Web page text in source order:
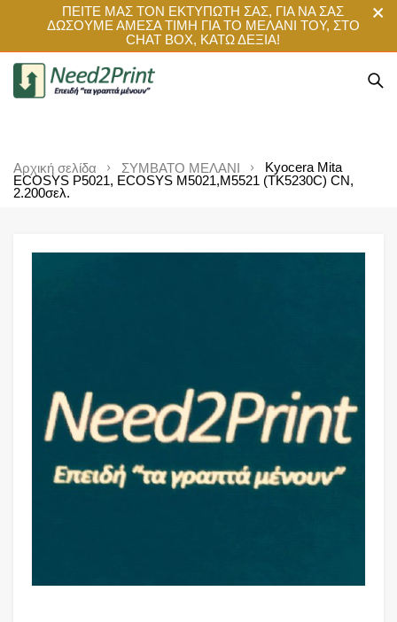
ΠΕΙΤΕ ΜΑΣ ΤΟΝ ΕΚΤΥΠΩΤΗ ΣΑΣ, ΓΙΑ ΝΑ ΣΑΣ
ΔΩΣΟΥΜΕ ΑΜΕΣΑ ΤΙΜΗ ΓΙΑ ΤΟ ΜΕΛΑΝΙ ΤΟΥ, ΣΤΟ
CHAT BOX, ΚΑΤΩ ΔΕΞΙΑ!
Αρχική σελίδα ΣΥΜΒΑΤΟ ΜΕΛΑΝΙ
Kyocera Mita
ECOSYS P5021, ECOSYS M5021,M5521 (TK5230C) CN,
2.200σελ.